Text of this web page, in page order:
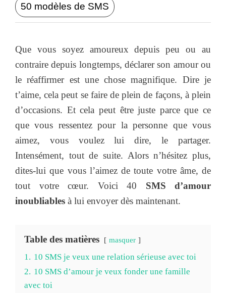
50 modèles de SMS
Que vous soyez amoureux depuis peu ou au
contraire depuis longtemps, déclarer son amour ou
le réaffirmer est une chose magnifique. Dire je
t’aime, cela peut se faire de plein de façons, à plein
d’occasions. Et cela peut être juste parce que ce
que vous ressentez pour la personne que vous
aimez, vous voulez lui dire, le partager.
Intensément, tout de suite. Alors n’hésitez plus,
dites-lui que vous l’aimez de toute votre âme, de
tout votre cœur. Voici 40 SMS d’amour
inoubliables à lui envoyer dès maintenant.
Table des matières masquer
1. 10 SMS je veux une relation sérieuse avec toi
2. 10 SMS d’amour je veux fonder une famille
avec toi